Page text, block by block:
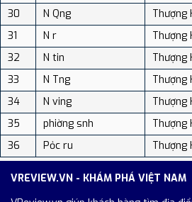
30
N Qng Thượng
31
N r Thượng
32
N tin Thượng
33
N Tng Thượng
34
N ving Thượng
35
phiờng snh Thượng
36
Pỏc ru Thượng
VREVIEW.VN - KHÁM PHÁ VIỆT NAM